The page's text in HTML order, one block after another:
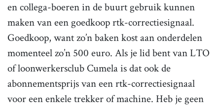
en collega-boeren in de buurt gebruik kunnen
maken van een goedkoop rtk-correctiesignaal.
Goedkoop, want zo’n baken kost aan onderdelen
momenteel zo’n 500 euro. Als je lid bent van LTO
of loonwerkersclub Cumela is dat ook de
abonnementsprijs van een rtk-correctiesignaal
voor een enkele trekker of machine. Heb je geen